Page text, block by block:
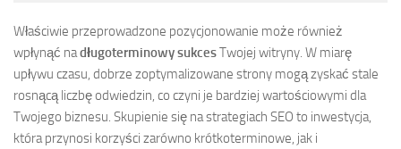
Właściwie przeprowadzone pozycjonowanie może również
wpłynąć nadługoterminowy sukcesTwojej witryny. W miarę
upływu czasu, dobrze zoptymalizowane strony mogą zyskać stale
rosnącą liczbę odwiedzin, co czyni je bardziej wartościowymi dla
Twojego biznesu. Skupienie się na strategiach SEO to inwestycja,
która przynosi korzyści zarówno krótkoterminowe, jak i